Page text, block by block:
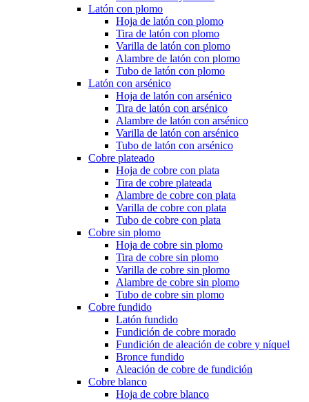
Latón con plomo
Hoja de latón con plomo
Tira de latón con plomo
Varilla de latón con plomo
Alambre de latón con plomo
Tubo de latón con plomo
Latón con arsénico
Hoja de latón con arsénico
Tira de latón con arsénico
Alambre de latón con arsénico
Varilla de latón con arsénico
Tubo de latón con arsénico
Cobre plateado
Hoja de cobre con plata
Tira de cobre plateada
Alambre de cobre con plata
Varilla de cobre con plata
Tubo de cobre con plata
Cobre sin plomo
Hoja de cobre sin plomo
Tira de cobre sin plomo
Varilla de cobre sin plomo
Alambre de cobre sin plomo
Tubo de cobre sin plomo
Cobre fundido
Latón fundido
Fundición de cobre morado
Fundición de aleación de cobre y níquel
Bronce fundido
Aleación de cobre de fundición
Cobre blanco
Hoja de cobre blanco